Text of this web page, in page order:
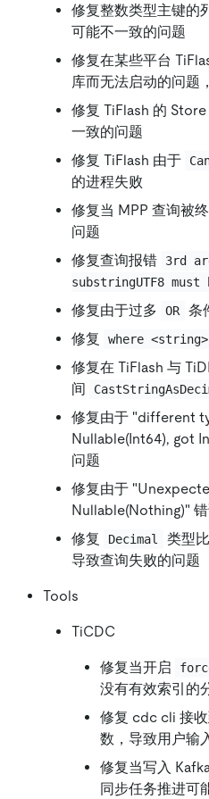
修复整数类型主键的
可能不一致的问题
修复在某些平台
库而无法启动的问题
修复 TiFlash 的
一致的问题
修复 TiFlash 由于
的进程失败
修复当 MPP 查询被
问题
修复查询报错
3rd
substringUTF8 must
修复由于过多 OR
条
修复
where <string>
修复在 TiFlash 与
间
修复由于 "different
Nullable(Int64), got
问题
修复由于
Nullable(Nothing)"
修复
Decimal
类型
导致查询失败的问题
Tools
TiCDC
修复当开启
没有有效索引的
修复 cdc cli 接
数，导致用户输
修复当写入
同步任务推进可